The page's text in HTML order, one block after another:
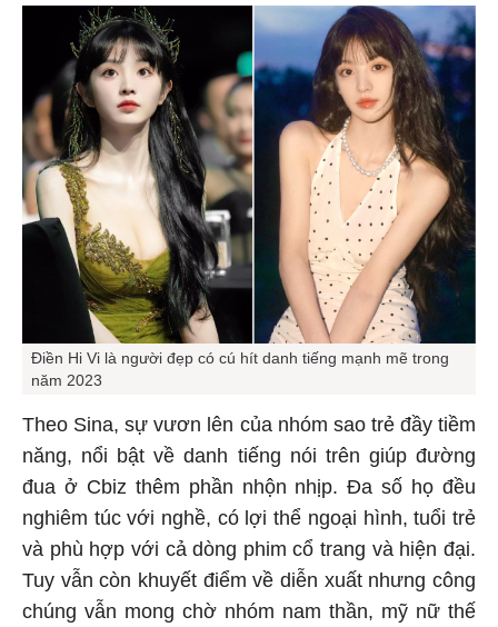
Điền Hi Vi là người đẹp có cú hít danh tiếng mạnh mẽ trong
năm 2023
Theo Sina, sự vươn lên của nhóm sao trẻ đầy tiềm
năng, nổi bật về danh tiếng nói trên giúp đường
đua ở Cbiz thêm phần nhộn nhịp. Đa số họ đều
nghiêm túc với nghề, có lợi thể ngoại hình, tuổi trẻ
và phù hợp với cả dòng phim cổ trang và hiện đại.
Tuy vẫn còn khuyết điểm về diễn xuất nhưng công
chúng vẫn mong chờ nhóm nam thần, mỹ nữ thế